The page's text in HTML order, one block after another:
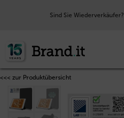
Sind Sie Wiederverkäufer?
<<< zur Produktübersicht